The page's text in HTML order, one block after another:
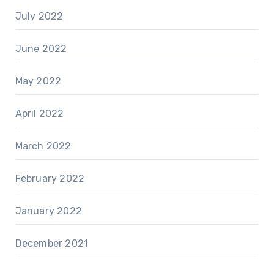
July 2022
June 2022
May 2022
April 2022
March 2022
February 2022
January 2022
December 2021